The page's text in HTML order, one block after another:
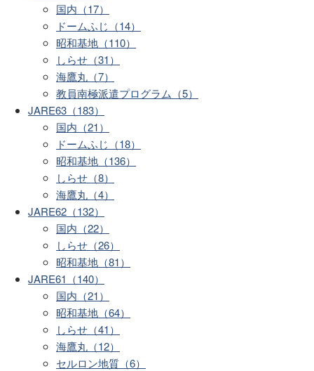
国内（17）
ドームふじ（14）
昭和基地（110）
しらせ（31）
海鷹丸（7）
教員南極派遣プログラム（5）
JARE63（183）
国内（21）
ドームふじ（18）
昭和基地（136）
しらせ（8）
海鷹丸（4）
JARE62（132）
国内（22）
しらせ（26）
昭和基地（81）
JARE61（140）
国内（21）
昭和基地（64）
しらせ（41）
海鷹丸（12）
セルロン地質（6）